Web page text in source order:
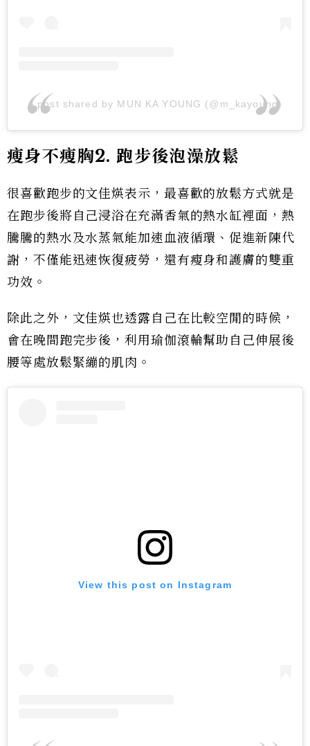
A post shared by MUN KA YOUNG (@m_kayoung)
瘦身不瘦胸2. 跑步後泡澡放鬆
很喜歡跑步的文佳煐表示，最喜歡的放鬆方式就是
在跑步後將自己浸浴在充滿香氣的熱水缸裡面，熱
騰騰的熱水及水蒸氣能加速血液循環、促進新陳代
謝，不僅能迅速恢復疲勞，還有瘦身和護膚的雙重
功效。
除此之外，文佳煐也透露自己在比較空閒的時候，
會在晚間跑完步後，利用瑜伽滾輪幫助自己伸展後
腰等處放鬆緊繃的肌肉。
View this post on Instagram